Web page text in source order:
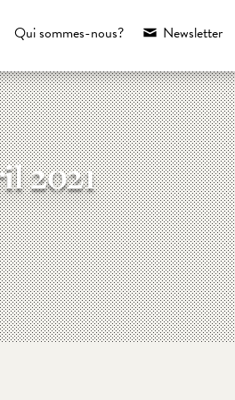
Newsletter
Qui sommes-nous?
2021